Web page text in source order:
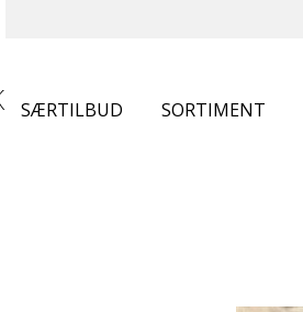
SÆRTILBUD SORTIMENT